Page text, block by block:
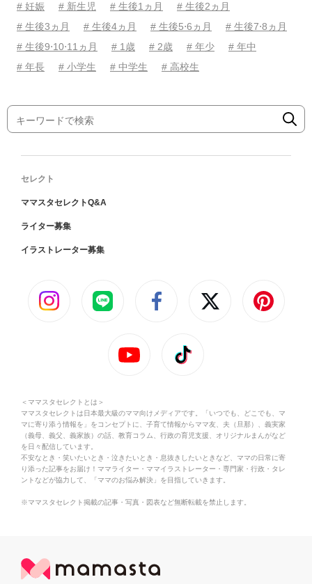
# 妊娠 # 新生児 # 生後1ヵ月
# 生後2ヵ月
# 生後3ヵ月
# 生後4ヵ月 # 生後5⋅6ヵ月
# 生後7⋅8ヵ月
# 生後9⋅10⋅11ヵ月
# 1歳 # 2歳 # 年少
# 年中
# 年長
# 小学生 # 中学生 # 高校生
セレクト
ママスタセレクトQ&A
ライター募集
イラストレーター募集
＜ママスタセレクトとは＞
ママスタセレクトは日本最大級のママ向けメディアです。「いつでも、どこでも、マ
マに寄り添う情報を」をコンセプトに、子育て情報からママ友、夫（旦那）、義実家
（義母、義父、義家族）の話、教育コラム、行政の育児支援、オリジナルまんがなど
を日々配信しています。
不安なとき・笑いたいとき・泣きたいとき・息抜きしたいときなど、ママの日常に寄
り添った記事をお届け！ママライター・ママイラストレーター・専門家・行政・タレ
ントなどが協力して、「ママのお悩み解決」を目指していきます。
※ママスタセレクト掲載の記事・写真・図表など無断転載を禁止します。